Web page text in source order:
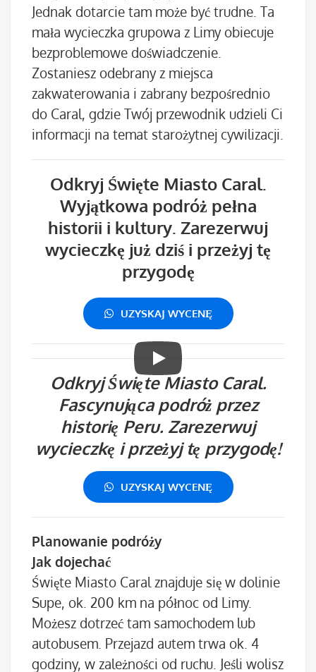
Jednak dotarcie tam może być trudne. Ta
mała wycieczka grupowa z Limy obiecuje
bezproblemowe doświadczenie.
Zostaniesz odebrany z miejsca
zakwaterowania i zabrany bezpośrednio
do Caral, gdzie Twój przewodnik udzieli Ci
informacji na temat starożytnej cywilizacji.
Odkryj Święte Miasto Caral.
Wyjątkowa podróż pełna
historii i kultury. Zarezerwuj
wycieczkę już dziś i przeżyj tę
przygodę
UZYSKAJ WYCENĘ
Odkryj Święte Miasto Caral.
Fascynująca podróż przez
historię Peru. Zarezerwuj
wycieczkę i przeżyj tę przygodę!
UZYSKAJ WYCENĘ
Planowanie podróży
Jak dojechać
Święte Miasto Caral znajduje się w dolinie
Supe, ok. 200 km na północ od Limy.
Możesz dotrzeć tam samochodem lub
autobusem. Przejazd autem trwa ok. 4
godziny, w zależności od ruchu. Jeśli wolisz